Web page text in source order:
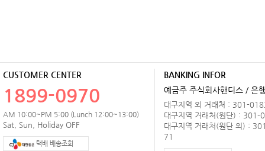
CUSTOMER CENTER
1899-0970
AM 10:00~PM 5:00 (Lunch 12:00~13:00)
Sat, Sun, Holiday OFF
택배 배송조회
BANKING INFOR
예금주 주식회사핸디스 / 은
대구지역 외 거래처 : 301-
대구지역 거래처(원단) :
대구지역 거래처(원단 외) :
71